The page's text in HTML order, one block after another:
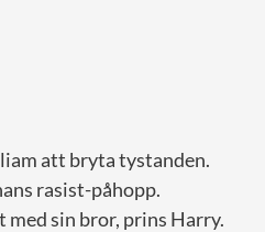
att bryta tystanden.
rasist-påhopp.
med sin bror, prins Harry.